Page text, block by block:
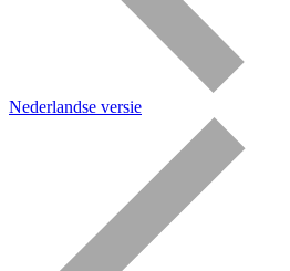
Nederlandse versie